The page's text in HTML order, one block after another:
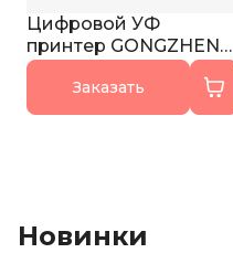
Цифровой УФ
принтер GONGZHENG
H2513ET PRO
Заказать
Новинки